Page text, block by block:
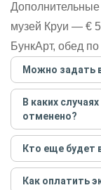
музей Круи — €
БункАрт, обед
Можно задать
Достаточно
написать гиду.
согласуйте с
этого
В каких
отменено?
Только в
например, если
погоды
предупредит
Кто еще будет
Если экскурсия
только для вас
Как оплатить